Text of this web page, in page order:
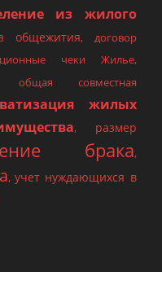
из жилого
общежития, договор
чеки Жилье,
общая совместная
жилых
, размер
брака,
,учет нуждающихся в